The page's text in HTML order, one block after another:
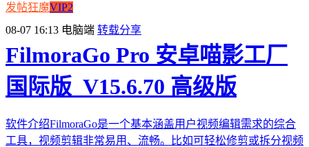
发帖狂魔VIP2
08-07 16:13 电脑端 转载分享
FilmoraGo Pro 安卓喵影工厂
国际版_V15.6.70 高级版
软件介绍FilmoraGo是一个基本涵盖用户视频编辑需求的综合
工具，视频剪辑非常易用、流畅。比如可轻松修剪或拆分视频